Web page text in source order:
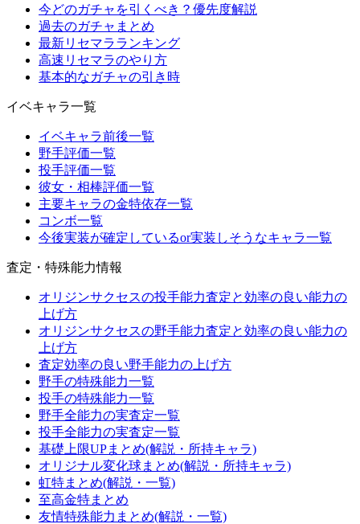
今どのガチャを引くべき？優先度解説
過去のガチャまとめ
最新リセマラランキング
高速リセマラのやり方
基本的なガチャの引き時
イベキャラ一覧
イベキャラ前後一覧
野手評価一覧
投手評価一覧
彼女・相棒評価一覧
主要キャラの金特依存一覧
コンボ一覧
今後実装が確定しているor実装しそうなキャラ一覧
査定・特殊能力情報
オリジンサクセスの投手能力査定と効率の良い能力の
上げ方
オリジンサクセスの野手能力査定と効率の良い能力の
上げ方
査定効率の良い野手能力の上げ方
野手の特殊能力一覧
投手の特殊能力一覧
野手全能力の実査定一覧
投手全能力の実査定一覧
基礎上限UPまとめ(解説・所持キャラ)
オリジナル変化球まとめ(解説・所持キャラ)
虹特まとめ(解説・一覧)
至高金特まとめ
友情特殊能力まとめ(解説・一覧)